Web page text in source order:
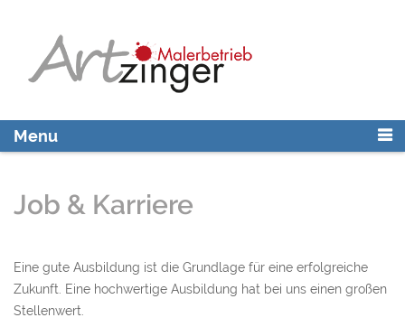
content
Menu
Job & Karriere
Eine gute Ausbildung ist die Grundlage für eine erfolgreiche
Zukunft. Eine hochwertige Ausbildung hat bei uns einen großen
Stellenwert.